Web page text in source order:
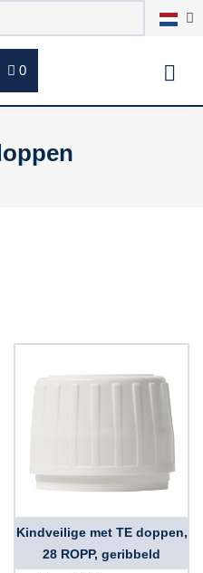
0
Kindveilige met TE doppen,
28 ROPP, geribbeld